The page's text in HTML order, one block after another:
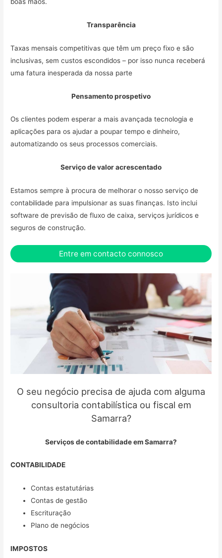
Transparência
Taxas mensais competitivas que têm um preço fixo e são
inclusivas, sem custos escondidos – por isso nunca receberá
uma fatura inesperada da nossa parte
Pensamento prospetivo
Os clientes podem esperar a mais avançada tecnologia e
aplicações para os ajudar a poupar tempo e dinheiro,
automatizando os seus processos comerciais.
Serviço de valor acrescentado
Estamos sempre à procura de melhorar o nosso serviço de
contabilidade para impulsionar as suas finanças. Isto inclui
software de previsão de fluxo de caixa, serviços jurídicos e
seguros de construção.
Entre em contacto connosco
O seu negócio precisa de ajuda com alguma
consultoria contabilística ou fiscal em
Samarra?
Serviços de contabilidade em Samarra?
CONTABILIDADE
Contas estatutárias
Contas de gestão
Escrituração
Plano de negócios
IMPOSTOS